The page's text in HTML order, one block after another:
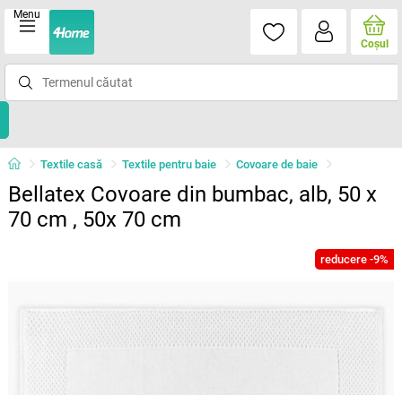
Menu
Coşul
Textile casă Textile pentru baie Covoare de baie
Bellatex Covoare din bumbac, alb, 50 x
70 cm , 50x 70 cm
reducere -9%